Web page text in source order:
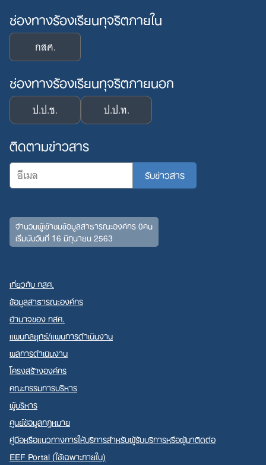
ช่องทางร้องเรียนทุจริตภายใน
กสศ.
ช่องทางร้องเรียนทุจริตภายนอก
ป.ป.ช. ป.ป.ท.
ติดตามข่าวสาร
จำนวนผู้เข้าชมข้อมูลสาธารณะองค์กร 0คน
เริ่มนับวันที่ 16 มิถุนายน 2563
เกี่ยวกับ กสศ.
ข้อมูลสาธารณะองค์กร
อำนาจของ กสศ.
แผนกลยุทธ์/แผนการดำเนินงาน
ผลการดำเนินงาน
โครงสร้างองค์กร
คณะกรรมการบริหาร
ผู้บริหาร
ศูนย์ข้อมูลกฎหมาย
คู่มือหรือแนวทางการให้บริการสำหรับผู้รับบริการหรือผู้มาติดต่อ
EEF Portal (ใช้เฉพาะภายใน)